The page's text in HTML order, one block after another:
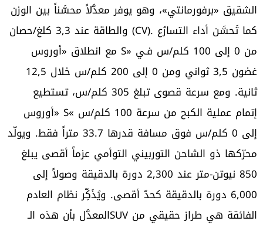
الشقيق «برفورمانتي»، وهو يوفر معدَّلاً محسَّناً بين الوزن
والطاقة عند 3,3 كلغ/حصان (CV). كما تَحسَّن أداء التسارُع
مع انطلاق «أوروس S» من 0 إلى 100 كلم/س فـي
غضون 3,5 ثواني ومن 0 إلى 200 كلم/س خلال 12,5
ثانية. ومع سرعة قصوى تبلغ 305 كلم/س، تستطيع
«أوروس S« إتمام عملية الكبح من سرعة 100 كلم/س
إلى 0 كلم/س فوق مسافة قدرها 33.7 متراً فقط. ويولّد
محرّكها ذو الشاحن التوربيني التوأمي عزماً أقصى يبلغ
850 نيوتن-متر عند 2,300 دورة بالدقيقة وصولاً إلى
6,000 دورة بالدقيقة كحدّ أقصى. ويُذَكِّر نظام العادم
المعدَّل بأن هذه الـSUV الفائقة هي طراز حقيقي من